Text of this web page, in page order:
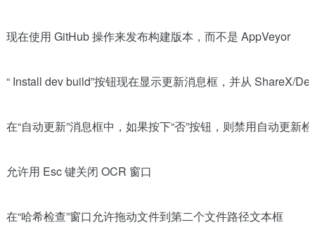
现在使用 GitHub 操作来发布构建版本，而不是 AppVeyor
“ Install dev build”按钮现在显示更新消息框，并从 ShareX/
在“自动更新”消息框中，如果按下“否”按钮，则禁用自动更新
允许用 Esc 键关闭 OCR 窗口
在“哈希检查”窗口允许拖动文件到第二个文件路径文本框